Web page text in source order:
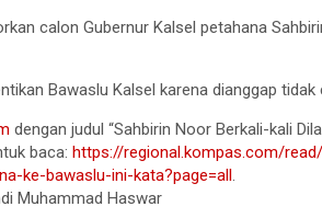
calon Gubernur Kalsel petahana
Bawaslu Kalsel karena dianggap tidak
dengan judul “Sahbirin Noor Berkali-kali
baca:https://regional.kompas.com/
ke-bawaslu-ini-kata?page=all.
Muhammad Haswar